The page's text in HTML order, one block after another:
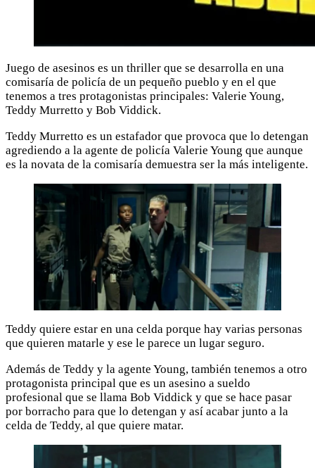
Juego de asesinos es un thriller que se desarrolla en una
comisaría de policía de un pequeño pueblo y en el que
tenemos a tres protagonistas principales: Valerie Young,
Teddy Murretto y Bob Viddick.
Teddy Murretto es un estafador que provoca que lo detengan
agrediendo a la agente de policía Valerie Young que aunque
es la novata de la comisaría demuestra ser la más inteligente.
Teddy quiere estar en una celda porque hay varias personas
que quieren matarle y ese le parece un lugar seguro.
Además de Teddy y la agente Young, también tenemos a otro
protagonista principal que es un asesino a sueldo
profesional que se llama Bob Viddick y que se hace pasar
por borracho para que lo detengan y así acabar junto a la
celda de Teddy, al que quiere matar.